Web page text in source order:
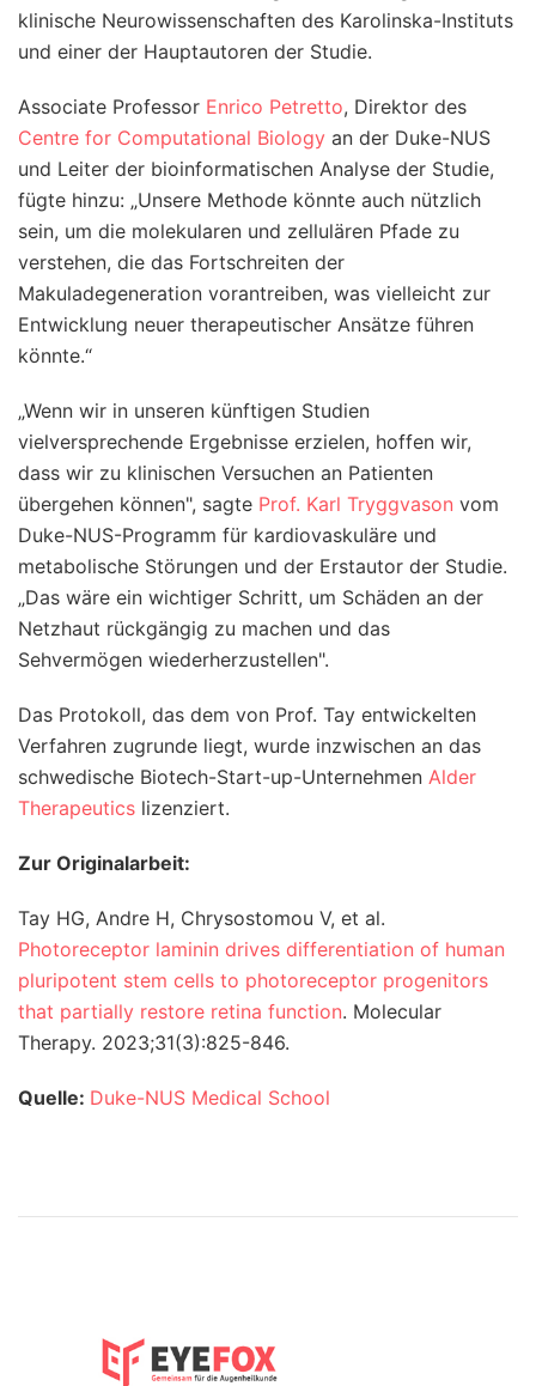
klinische Neurowissenschaften des Karolinska-Instituts
und einer der Hauptautoren der Studie.
Associate Professor Enrico Petretto, Direktor des
Centre for Computational Biology an der Duke-NUS
und Leiter der bioinformatischen Analyse der Studie,
fügte hinzu: „Unsere Methode könnte auch nützlich
sein, um die molekularen und zellulären Pfade zu
verstehen, die das Fortschreiten der
Makuladegeneration vorantreiben, was vielleicht zur
Entwicklung neuer therapeutischer Ansätze führen
könnte.“
„Wenn wir in unseren künftigen Studien
vielversprechende Ergebnisse erzielen, hoffen wir,
dass wir zu klinischen Versuchen an Patienten
übergehen können", sagte Prof. Karl Tryggvason vom
Duke-NUS-Programm für kardiovaskuläre und
metabolische Störungen und der Erstautor der Studie.
„Das wäre ein wichtiger Schritt, um Schäden an der
Netzhaut rückgängig zu machen und das
Sehvermögen wiederherzustellen".
Das Protokoll, das dem von Prof. Tay entwickelten
Verfahren zugrunde liegt, wurde inzwischen an das
schwedische Biotech-Start-up-Unternehmen Alder
Therapeutics lizenziert.
Zur Originalarbeit:
Tay HG, Andre H, Chrysostomou V, et al.
Photoreceptor laminin drives differentiation of human
pluripotent stem cells to photoreceptor progenitors
that partially restore retina function. Molecular
Therapy. 2023;31(3):825-846.
Quelle: Duke-NUS Medical School